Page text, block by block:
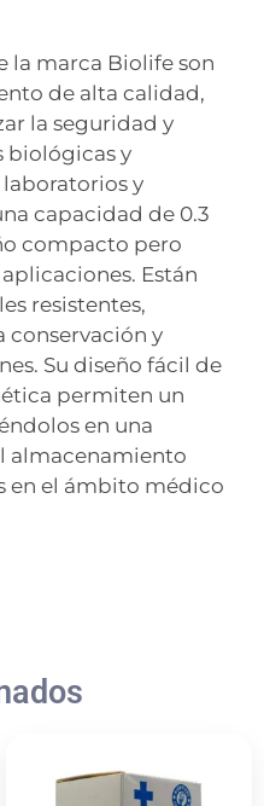
la marca Biolife son
de alta calidad,
la seguridad y
biológicas y
y
capacidad de 0.3
compacto pero
Están
resistentes,
conservación y
Su diseño fácil de
permiten un
en una
almacenamiento
en el ámbito médico